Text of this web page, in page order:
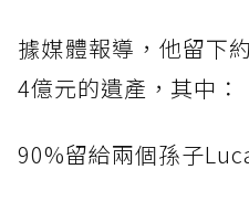
據媒體報導，他留下
4億元的遺產，其中：
90%留給兩個孫子